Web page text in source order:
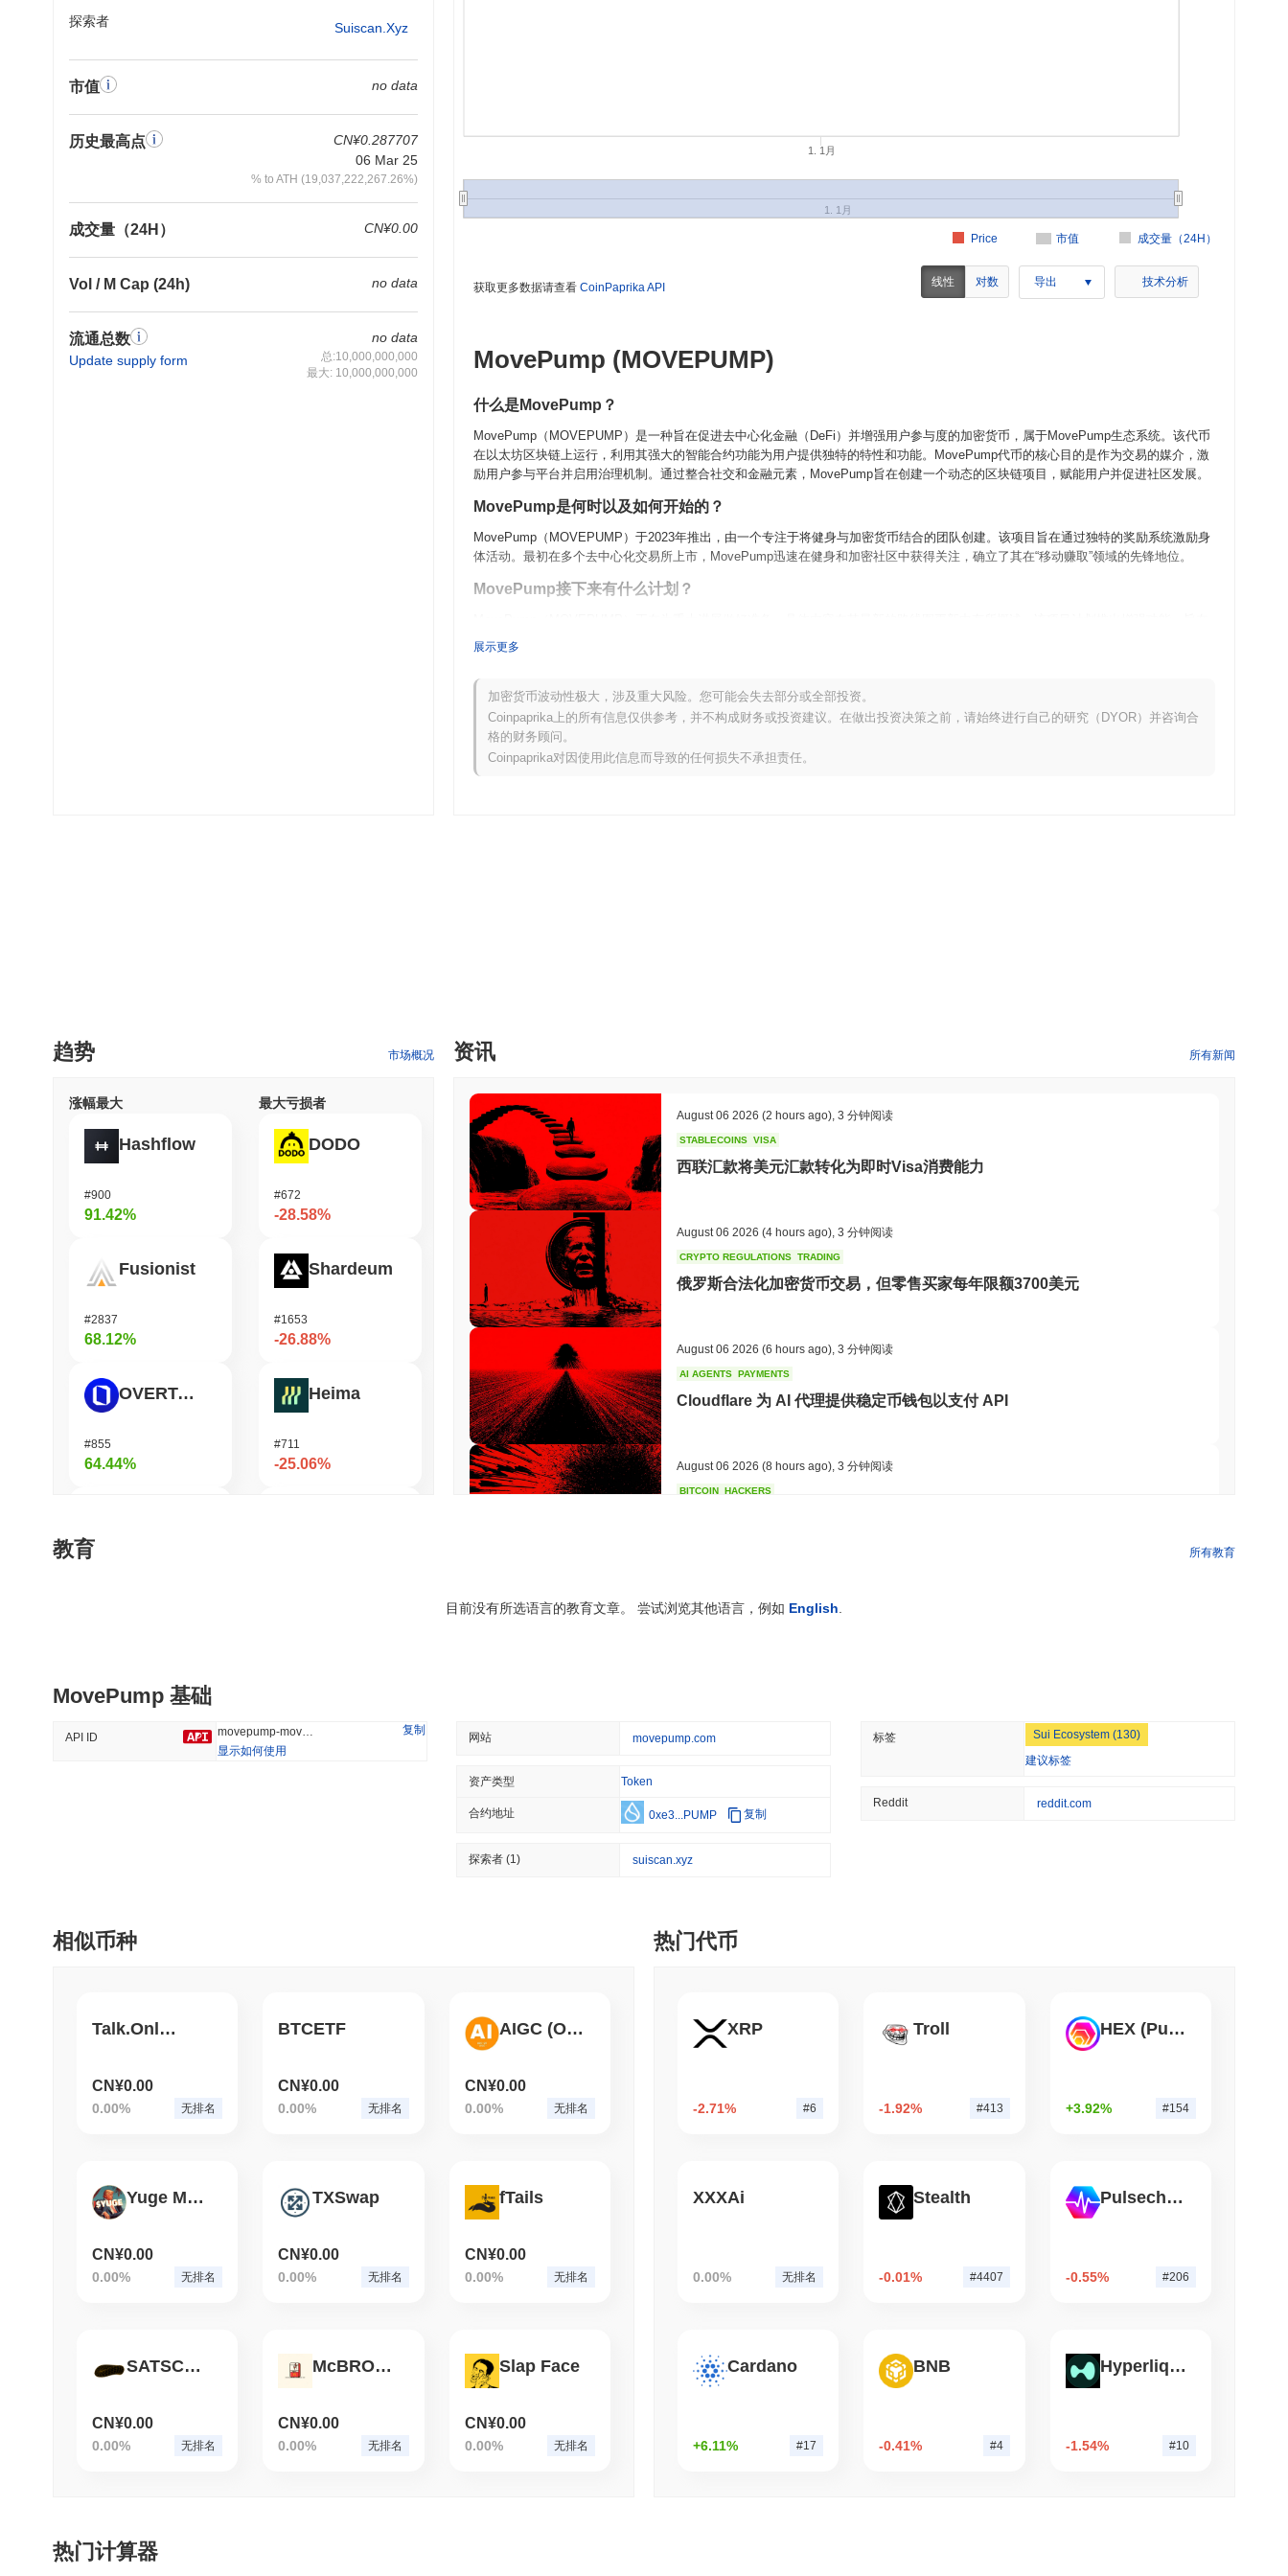
探索者 Suiscan.xyz
市值 no data
历史最高点
CN¥0.287707
06 Mar 25
% to ATH (19,037,222,267.26%)
成交量（24H） CN¥0.00
Vol / M Cap (24h) no data
流通总数
Update supply form
no data
总:10,000,000,000
最大: 10,000,000,000
市值 成交量（24H）
Price
1. 1月
1. 1月
获取更多数据请查看 CoinPaprika API 线性 对数 导出 技术分析
MovePump (MOVEPUMP)
什么是MovePump？
MovePump（MOVEPUMP）是一种旨在促进去中心化金融（DeFi）并增强用户参与度的加密货币，属于MovePump生态系统。该代币
在以太坊区块链上运行，利用其强大的智能合约功能为用户提供独特的特性和功能。MovePump代币的核心目的是作为交易的媒介，激
励用户参与平台并启用治理机制。通过整合社交和金融元素，MovePump旨在创建一个动态的区块链项目，赋能用户并促进社区发展。
MovePump是何时以及如何开始的？
MovePump（MOVEPUMP）于2023年推出，由一个专注于将健身与加密货币结合的团队创建。该项目旨在通过独特的奖励系统激励身
体活动。最初在多个去中心化交易所上市，MovePump迅速在健身和加密社区中获得关注，确立了其在“移动赚取”领域的先锋地位。
MovePump接下来有什么计划？
改善用户体验并扩展其生态系统，包括推出去中心化市场和与流行健身应用的集成。社区目标集中在通过定期活动和合作伙伴关系增加
者。随着项目的发展，旨在创造更强大的使用案例，激励健康生活方式，同时利用区块链技术。
MovePump有什么独特之处？
MovePump（MOVEPUMP）与其他加密货币相比，因其创新的基于健身的奖励系统而独特，该系统激励用户在进行身体活动的同时赚
取代币。这一突出技术通过促进健康和福祉，整合了现实世界的使用案例，使其不同于主要关注金融交易的典型加密货币。此外，
MovePump采用权益证明共识机制，提高了其生态系统的能源效率和可扩展性。
锻炼时赚取收入的个人，以及有兴趣在MovePump生态系统内创建创新应用的开发者。该平台旨在吸引对健康和福祉充满热情的用户，
使其成为那些希望将健身目标与区块链技术结合的理想选择。
MovePump是如何保障安全的？
MovePump通过一种独特的共识机制来保障其网络安全，该机制结合了权益证明和创新的验证者设置，确保强大的区块链保护。验证者
根据其持有的股份进行选择，增强网络安全性和交易验证，从而提高MovePump生态系统的整体完整性和效率。这种方法不仅促进了去
中心化，还激励积极参与网络安全。
MovePump是否面临任何争议或风险？
MovePump面临着重大风险，包括极端波动性，这引发了投资者的担忧。此外，围绕潜在安全事件和“拉地毯”指控的争议也导致了对其
长期可行性的怀疑。与许多加密货币一样，这些因素增加了与MovePump相关的整体风险。
MovePump (MOVEPUMP) 常见问题 – 关键指标与市场洞察
我在哪里可以购买 MovePump (MOVEPUMP)?
MovePump (MOVEPUMP) 在 centralized and decentralized 加密货币交易所广泛可用。
MovePump 当前的日交易量是多少?
截至过去24小时,MovePump 的交易量为
MovePump 的价格范围历史是什么?
历史最高价(ATH):CN¥0.287707
展示更多
加密货币波动性极大，涉及重大风险。您可能会失去部分或全部投资。
Coinpaprika上的所有信息仅供参考，并不构成财务或投资建议。在做出投资决策之前，请始终进行自己的研究（DYOR）并咨询合
格的财务顾问。
Coinpaprika对因使用此信息而导致的任何损失不承担责任。
趋势 市场概况
涨幅最大
Hashflow
#900
91.42%
Fusionist
#2837
68.12%
OVERTAKE
#855
64.44%
#243
最大亏损者
DODO
#672
-28.58%
Shardeum
#1653
-26.88%
Heima
#711
-25.06%
资讯 所有新闻
August 06 2026 (2 hours ago) 3 分钟阅读
STABLECOINS VISA
西联汇款将美元汇款转化为即时Visa消费能力
August 06 2026 (4 hours ago) 3 分钟阅读
CRYPTO REGULATIONS TRADING
俄罗斯合法化加密货币交易，但零售买家每年限额3700美元
August 06 2026 (6 hours ago) 3 分钟阅读
AI AGENTS PAYMENTS
Cloudflare 为 AI 代理提供稳定币钱包以支付 API
August 06 2026 (8 hours ago) 3 分钟阅读
BITCOIN HACKERS
CIRCLE TOKENIZATION
美国和英国加深稳定币对齐，GENIUS法案规则推迟至2027年
August 06 2026(14 hours ago)
BNY希望机构在不离开其保管的情况下进行加密质押
August 05 2026
August 05 2026
Dinari 将整个 S&P 500 上链以供美国自托管钱包使用
BITCOIN CRYPTO SERVICES
BitGo将74亿美元的Wrapped Bitcoin转移至Chainlink，LayerZero迁移接
教育 所有教育
目前没有所选语言的教育文章。 尝试浏览其他语言，例如 English
MovePump 基础
API ID
复制
显示如何使用
网站 movepump.com
资产类型 Token
合约地址 0xe3...PUMP 复制
探索者(1) suiscan.xyz
标签
Sui Ecosystem (130)
建议标签
Reddit reddit.com
相似币种
Talk.Online
CN¥0.00
0.00% 无排名
BTCETF
CN¥0.00
0.00% 无排名
AIGC (Ordinals)
CN¥0.00
0.00% 无排名
Yuge Meme
CN¥0.00
0.00% 无排名
TXSwap
CN¥0.00
0.00% 无排名
fTails
CN¥0.00
0.00% 无排名
SATSCAN (Ordinals)
CN¥0.00
0.00% 无排名
McBROKEN
CN¥0.00
0.00% 无排名
Slap Face
CN¥0.00
0.00% 无排名
热门代币
XRP
-2.71% #6
Troll
-1.92% #413
HEX (Pulsechain)
+3.92% #154
XXXAi
0.00% 无排名
Stealth
-0.01% #4407
Pulsechain
-0.55% #206
Cardano
+6.11% #17
BNB
-0.41% #4
Hyperliquid
-1.54% #10
热门计算器